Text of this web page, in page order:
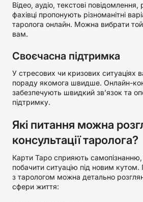
Відео, аудіо, текстові
фахівці пропонують різноманітні
таролога онлайн. Можна вибрати
вам.
Своєчасна підтримка
У стресових чи кризових ситуаціях
пораду якомога швидше. Онлайн-
забезпечують швидкий зв’язок та
підтримку.
Які питання можна
консультації таролога?
Карти Таро сприяють
побачити ситуацію під новим кутом.
з тарологом можна детально
сфери життя: